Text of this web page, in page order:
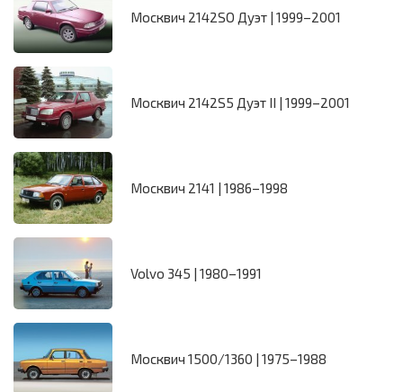
Москвич 2142SO Дуэт | 1999–2001
Москвич 2142S5 Дуэт II | 1999–2001
Москвич 2141 | 1986–1998
Volvo 345 | 1980–1991
Москвич 1500/1360 | 1975–1988